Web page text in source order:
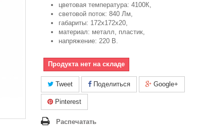
цветовая температура: 4100К,
световой поток: 840 Лм,
габариты: 172x172x20,
материал: металл, пластик,
напряжение: 220 В.
Продукта нет на складе
Tweet Поделиться Google+
Pinterest
Распечатать